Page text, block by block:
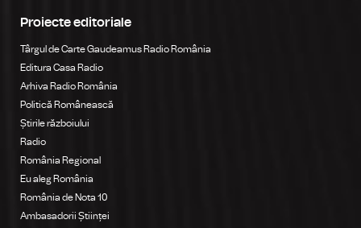
Proiecte editoriale
Târgul de Carte Gaudeamus Radio România
Editura Casa Radio
Arhiva Radio România
Politică Românească
Știrile războiului
Radio
România Regional
Eu aleg România
România de Nota 10
Ambasadorii Științei